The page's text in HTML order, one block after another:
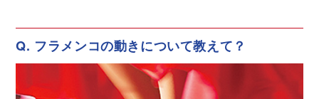
Q. フラメンコの動きについて教えて？